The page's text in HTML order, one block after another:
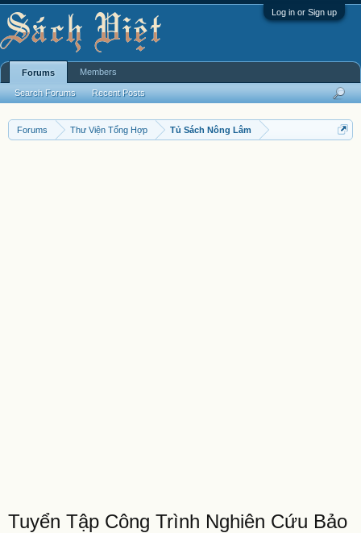
Log in or Sign up
Forums Thư Viện Tổng Hợp Tủ Sách Nông Lâm
Tuyển Tập Công Trình Nghiên Cứu Bảo
Forums
Search Forums Recent Posts
Members